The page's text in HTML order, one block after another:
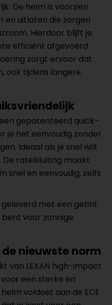
De helm is voorzien
en uitlaten die zorgen
Hierdoor blijft je
efficiënt afgevoerd.
zorgt ervoor dat
ook tijdens langere
gepatenteerd quick-
je het eenvoudig zonder
Ideaal als je snel wilt
De ratelsluiting maakt
snel en eenvoudig, zelfs
met een getint
voor zonnige
nieuwste norm
van LEXAN high-impact
een sterke en
voldoet aan de ECE